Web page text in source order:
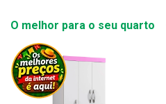
O melhor para o seu quarto